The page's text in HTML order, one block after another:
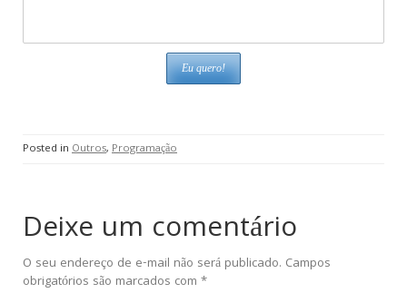
Posted in Outros, Programação
Deixe um comentário
O seu endereço de e-mail não será publicado. Campos
obrigatórios são marcados com *